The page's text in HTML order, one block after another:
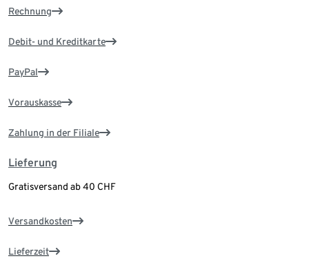
Rechnung
Debit- und Kreditkarte
PayPal
Vorauskasse
Zahlung in der Filiale
Lieferung
Gratisversand ab 40 CHF
Versandkosten
Lieferzeit